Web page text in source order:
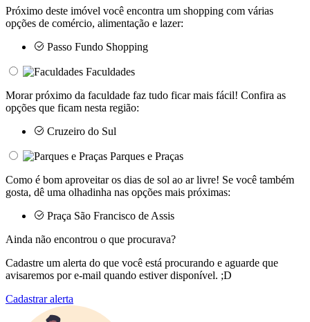
Próximo deste imóvel você encontra um shopping com várias
opções de comércio, alimentação e lazer:
Passo Fundo Shopping
Faculdades
Morar próximo da faculdade faz tudo ficar mais fácil! Confira as
opções que ficam nesta região:
Cruzeiro do Sul
Parques e Praças
Como é bom aproveitar os dias de sol ao ar livre! Se você também
gosta, dê uma olhadinha nas opções mais próximas:
Praça São Francisco de Assis
Ainda não encontrou o que procurava?
Cadastre um alerta do que você está procurando e aguarde que
avisaremos por e-mail quando estiver disponível. ;D
Cadastrar alerta